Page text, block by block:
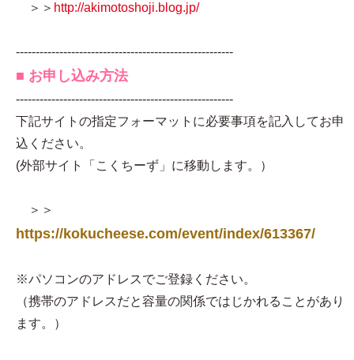
＞＞ http://akimotoshoji.blog.jp/
-------------------------------------------------------
■ お申し込み方法
-------------------------------------------------------
下記サイトの指定フォーマットに必要事項を記入してお申
込ください。
(外部サイト「こくちーず」に移動します。）
＞＞
https://kokucheese.com/event/index/613367/
※パソコンのアドレスでご登録ください。
（携帯のアドレスだと容量の関係ではじかれることがあり
ます。）